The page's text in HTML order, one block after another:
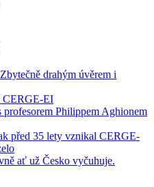
drahým úvěrem i
CERGE-EI
profesorem Philippem Aghionem
před 35 lety vznikal CERGE-
ať už Česko vyčuhuje.